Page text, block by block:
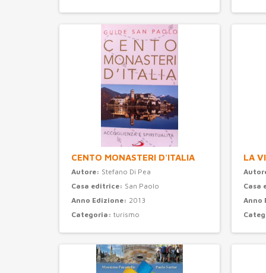
CENTO MONASTERI D'ITALIA
Autore: Stefano Di Pea
Casa editrice: San Paolo
Anno Edizione: 2013
Categoria: turismo
LA
Casa
Anno